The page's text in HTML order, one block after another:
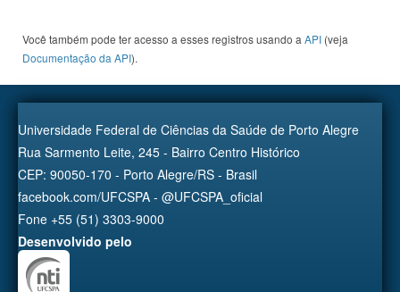
Você também pode ter acesso a esses registros usando a API (veja
Documentação da API).
Universidade Federal de Ciências da Saúde de Porto Alegre
Rua Sarmento Leite, 245 - Bairro Centro Histórico
CEP: 90050-170 - Porto Alegre/RS - Brasil
facebook.com/UFCSPA - @UFCSPA_oficial
Fone +55 (51) 3303-9000
Desenvolvido pelo